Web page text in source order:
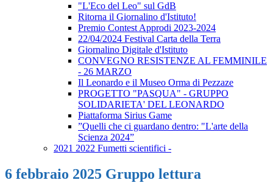
"L'Eco del Leo" sul GdB
Ritorna il Giornalino d'Istituto!
Premio Contest Approdi 2023-2024
22/04/2024 Festival Carta della Terra
Giornalino Digitale d'Istituto
CONVEGNO RESISTENZE AL FEMMINILE
- 26 MARZO
Il Leonardo e il Museo Orma di Pezzaze
PROGETTO "PASQUA" - GRUPPO
SOLIDARIETA' DEL LEONARDO
Piattaforma Sirius Game
”Quelli che ci guardano dentro: "L'arte della
Scienza 2024”
2021 2022 Fumetti scientifici -
6 febbraio 2025 Gruppo lettura